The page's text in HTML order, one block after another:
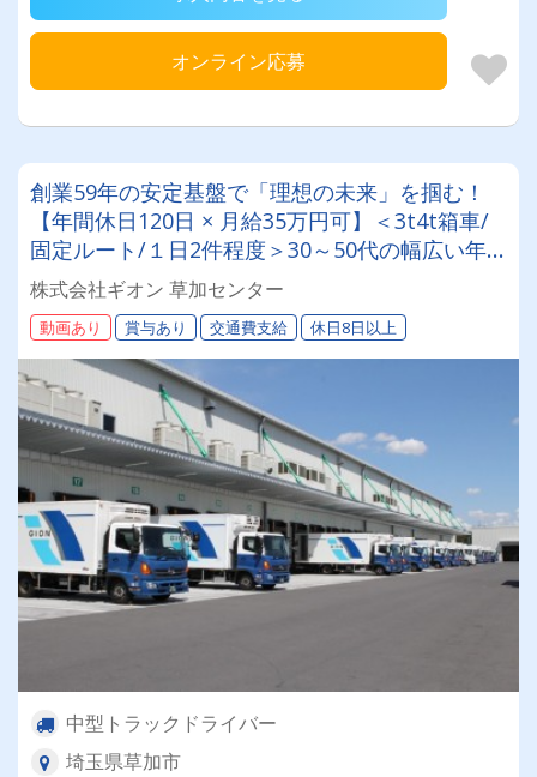
オンライン応募
創業59年の安定基盤で「理想の未来」を掴む！
【年間休日120日 × 月給35万円可】＜3t4t箱車/
固定ルート/１日2件程度＞30～50代の幅広い年
代＆女性ドライバーも活躍中✨
株式会社ギオン 草加センター
動画あり 賞与あり 交通費支給 休日8日以上
中型トラックドライバー
埼玉県草加市